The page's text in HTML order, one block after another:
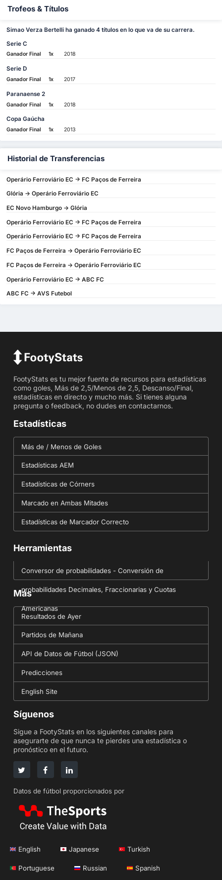
Trofeos & Títulos
Simao Verza Bertelli ha ganado 4 títulos en lo que va de su carrera.
Serie C
Ganador Final 1x 2018
Serie D
Ganador Final 1x 2017
Paranaense 2
Ganador Final 1x 2018
Copa Gaúcha
Ganador Final 1x 2013
Historial de Transferencias
Operário Ferroviário EC -> FC Paços de Ferreira
Glória -> Operário Ferroviário EC
EC Novo Hamburgo -> Glória
Operário Ferroviário EC -> FC Paços de Ferreira
Operário Ferroviário EC -> FC Paços de Ferreira
FC Paços de Ferreira -> Operário Ferroviário EC
FC Paços de Ferreira -> Operário Ferroviário EC
Operário Ferroviário EC -> ABC FC
ABC FC -> AVS Futebol
FootyStats es tu mejor fuente de recursos para estadísticas
como goles, Más de 2,5/Menos de 2,5, Descanso/Final,
estadísticas en directo y mucho más. Si tienes alguna
pregunta o feedback, no dudes en contactarnos.
Estadísticas
Más de / Menos de Goles
Estadísticas AEM
Estadísticas de Córners
Marcado en Ambas Mitades
Estadísticas de Marcador Correcto
Herramientas
Conversor de probabilidades - Conversión de
probabilidades Decimales, Fraccionarias y Cuotas
Americanas
Más
Resultados de Ayer
Partidos de Mañana
API de Datos de Fútbol (JSON)
Predicciones
English Site
Síguenos
Sigue a FootyStats en los siguientes canales para
asegurarte de que nunca te pierdes una estadística o
pronóstico en el futuro.
Datos de fútbol proporcionados por
English Japanese Turkish
Portuguese Russian Spanish